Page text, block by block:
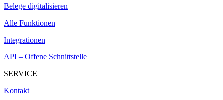
Belege digitalisieren
Alle Funktionen
Integrationen
API – Offene Schnittstelle
SERVICE
Kontakt